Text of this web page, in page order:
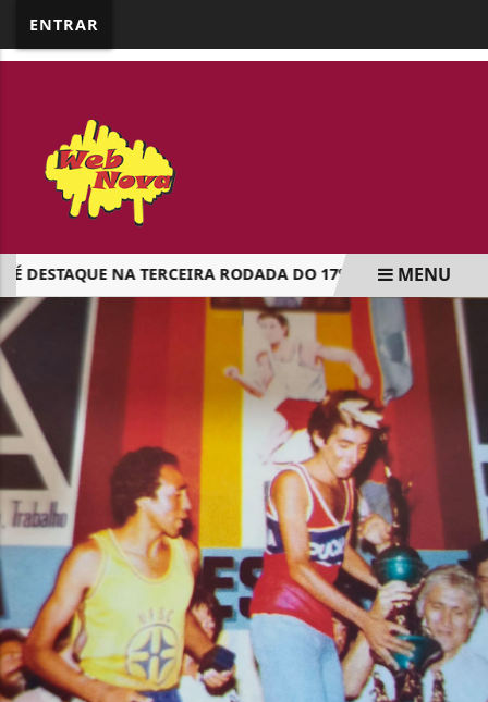
ENTRAR
NA TERCEIRA RODADA DO 17º REGIONAL DO VALE
EM ALTA
MENU